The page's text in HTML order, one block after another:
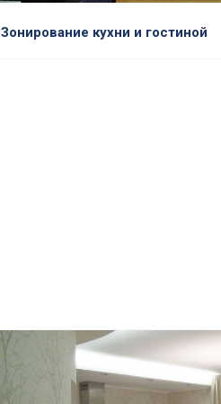
Зонирование кухни и гостиной